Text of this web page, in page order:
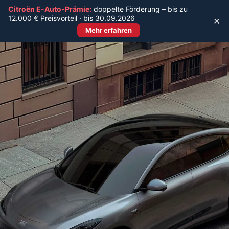
Citroën E-Auto-Prämie: doppelte Förderung – bis zu
12.000 € Preisvorteil · bis 30.09.2026
Mehr erfahren
×
DER NEUE CITROËN C5
AIRCROSS